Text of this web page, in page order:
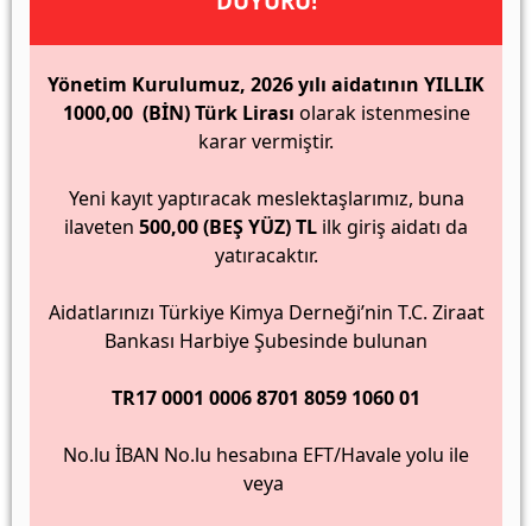
Yönetim Kurulumuz, 2026 yılı aidatının YILLIK
1000,00 (BİN) Türk Lirası olarak istenmesine
karar vermiştir.
Yeni kayıt yaptıracak meslektaşlarımız, buna
ilaveten 500,00 (BEŞ YÜZ) TL ilk giriş aidatı da
yatıracaktır.
Aidatlarınızı Türkiye Kimya Derneği’nin T.C. Ziraat
Bankası Harbiye Şubesinde bulunan
TR17 0001 0006 8701 8059 1060 01
No.lu İBAN No.lu hesabına EFT/Havale yolu ile
veya